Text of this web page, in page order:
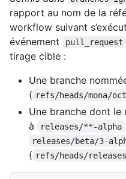
rapport au nom de la
workflow suivant
événement
pull_request
tirage cible :
Une branche
( refs/heads/mona/
Une branche dont le
à
releases/**-alpha
releases/beta/3-
( refs/heads/